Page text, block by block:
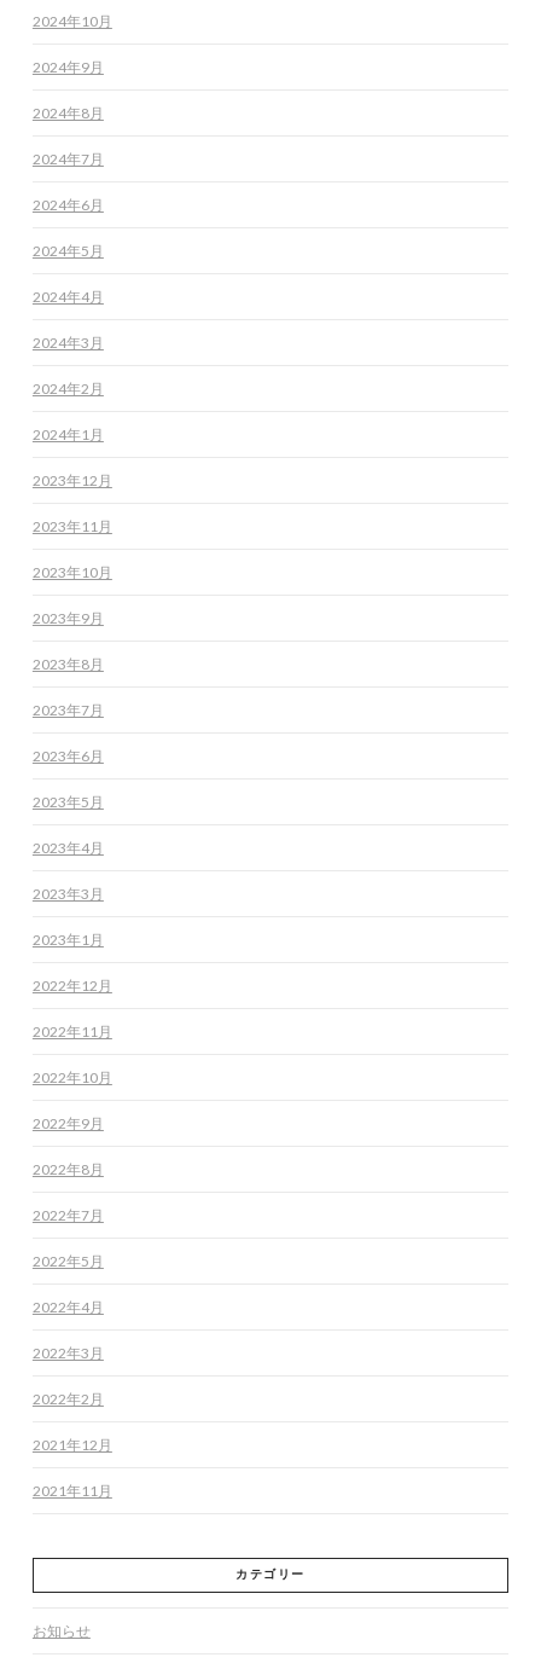
2024年10月
2024年9月
2024年8月
2024年7月
2024年6月
2024年5月
2024年4月
2024年3月
2024年2月
2024年1月
2023年12月
2023年11月
2023年10月
2023年9月
2023年8月
2023年7月
2023年6月
2023年5月
2023年4月
2023年3月
2023年1月
2022年12月
2022年11月
2022年10月
2022年9月
2022年8月
2022年7月
2022年5月
2022年4月
2022年3月
2022年2月
2021年12月
2021年11月
カテゴリー
お知らせ